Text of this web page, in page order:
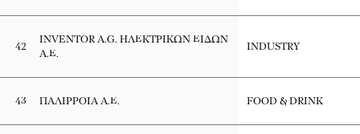
42
INVENTOR A.G. ΗΛΕΚΤΡΙΚΩΝ ΕΙΔΩΝ
Α.Ε.
INDUSTRY
43 ΠΑΛΙΡΡΟΙΑ Α.Ε. FOOD & DRINK